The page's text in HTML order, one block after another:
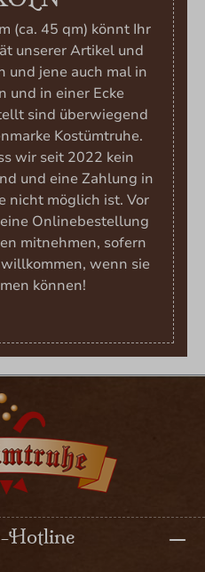
(ca. 45 qm) könnt Ihr
unserer Artikel und
und jene auch mal in
und in einer Ecke
sind überwiegend
Kostümtruhe.
wir seit 2022 kein
und eine Zahlung in
nicht möglich ist. Vor
Onlinebestellung
mitnehmen, sofern
wenn sie
können!
Hotline